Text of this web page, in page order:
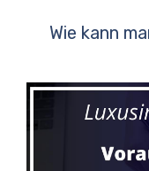
Wie kann